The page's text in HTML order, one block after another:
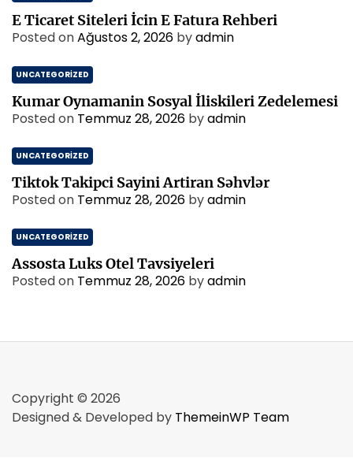
E Ticaret Siteleri İcin E Fatura Rehberi
Posted onAğustos 2, 2026 byadmin
UNCATEGORIZED
Kumar Oynamanin Sosyal İliskileri Zedelemesi
Posted on Temmuz 28, 2026 byadmin
UNCATEGORIZED
Tiktok Takipci Sayini Artiran Səhvlər
Posted on Temmuz 28, 2026 byadmin
UNCATEGORIZED
Assosta Luks Otel Tavsiyeleri
Posted on Temmuz 28, 2026 byadmin
Copyright © 2026
Designed & Developed by ThemeinWP Team